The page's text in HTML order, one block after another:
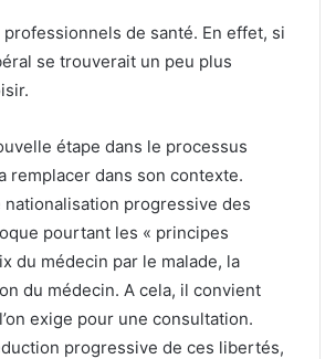
de santé. En effet, si
se trouverait un peu plus
étape dans le processus
remplacer dans son contexte.
nationalisation progressive des
pourtant les « principes
du médecin par le malade, la
du médecin. A cela, il convient
exige pour une consultation.
progressive de ces libertés,